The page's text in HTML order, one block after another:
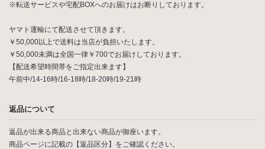
※転送サービスや宅配BOXへのお届けはお断りしております。
ヤマト運輸にて配送させて頂きます。
￥50,000以上で送料は当店が負担いたします。
￥50,000未満は全国一律￥700でお届けしております。
【配送希望時間帯をご指定出来ます】
午前中/14-16時/16-18時/18-20時/19-21時
返品について
返品が出来る商品と出来ない商品が御座います。
商品ページに記載の【返品区分】をご確認ください。